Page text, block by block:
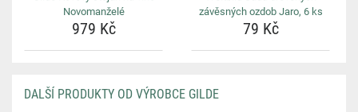
Novomanželé
979 Kč
závěsných ozdob Jaro, 6 ks
79 Kč
DALŠÍ PRODUKTY OD VÝROBCE GILDE